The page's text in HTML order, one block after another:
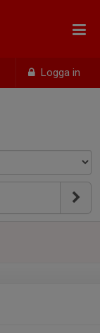
Logga in